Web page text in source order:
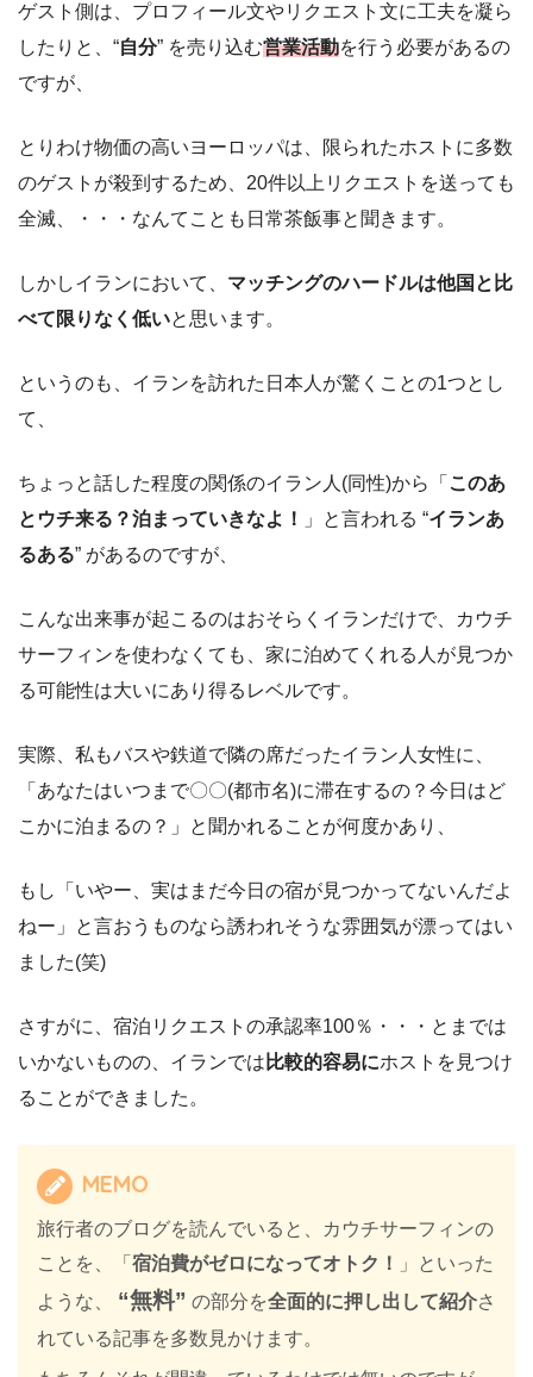
ゲスト側は、プロフィール文やリクエスト文に工夫を凝ら
したりと、“自分” を売り込む営業活動を行う必要があるの
ですが、
とりわけ物価の高いヨーロッパは、限られたホストに多数
のゲストが殺到するため、20件以上リクエストを送っても
全滅、・・・なんてことも日常茶飯事と聞きます。
しかしイランにおいて、 マッチングのハードルは他国と比
べて限りなく低いと思います。
というのも、イランを訪れた日本人が驚くことの1つとし
て、
ちょっと話した程度の関係のイラン人(同性)から「 このあ
とウチ来る？泊まっていきなよ！
」と言われる “イランあ
るある” があるのですが、
こんな出来事が起こるのはおそらくイランだけで、カウチ
サーフィンを使わなくても、家に泊めてくれる人が見つか
る可能性は大いにあり得るレベルです。
実際、私もバスや鉄道で隣の席だったイラン人女性に、
「あなたはいつまで〇〇(都市名)に滞在するの？今日はど
こかに泊まるの？」と聞かれることが何度かあり、
もし「いやー、実はまだ今日の宿が見つかってないんだよ
ねー」と言おうものなら誘われそうな雰囲気が漂ってはい
ました(笑)
さすがに、宿泊リクエストの承認率100％・・・とまでは
いかないものの、イランでは 比較的容易にホストを見つけ
ることができました。
MEMO
旅行者のブログを読んでいると、カウチサーフィンの
ことを、「 宿泊費がゼロになってオトク！
」といった
ような、 “無料” の部分を全面的に押し出して紹介さ
れている記事を多数見かけます。